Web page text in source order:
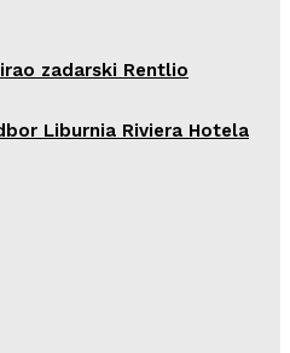
zadarski Rentlio
Liburnia Riviera Hotela